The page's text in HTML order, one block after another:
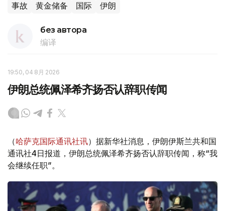
事故 黄金储备 国际 伊朗
без автора
编译
19:50, 04 8月 2026
伊朗总统佩泽希齐扬否认辞职传闻
（哈萨克国际通讯社讯）据新华社消息，伊朗伊斯兰共和国
通讯社4日报道，伊朗总统佩泽希齐扬否认辞职传闻，称“我
会继续任职”。